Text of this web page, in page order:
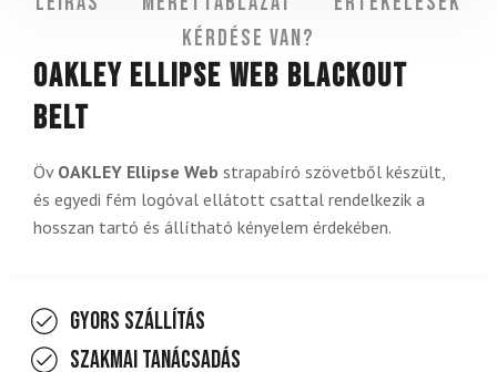
Kérdése van?
OAKLEY Ellipse Web Blackout
Belt
Öv OAKLEY Ellipse Web strapabíró szövetből készült,
és egyedi fém logóval ellátott csattal rendelkezik a
hosszan tartó és állítható kényelem érdekében.
Gyors szállítás
Szakmai tanácsadás